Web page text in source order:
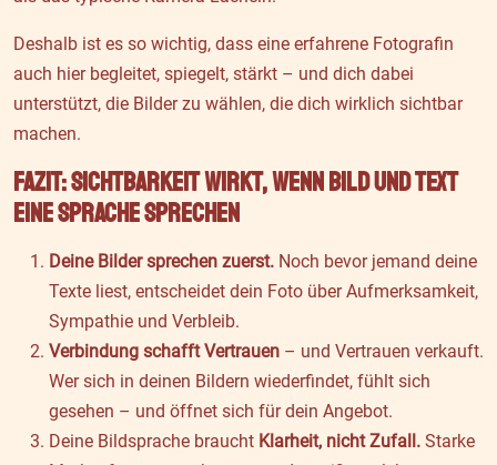
Deshalb ist es so wichtig, dass eine erfahrene Fotografin
auch hier begleitet, spiegelt, stärkt – und dich dabei
unterstützt, die Bilder zu wählen, die dich wirklich sichtbar
machen.
Fazit: Sichtbarkeit wirkt, wenn Bild und Text
eine Sprache sprechen
Deine Bilder sprechen zuerst. Noch bevor jemand deine
Texte liest, entscheidet dein Foto über Aufmerksamkeit,
Sympathie und Verbleib.
Verbindung schafft Vertrauen – und Vertrauen verkauft.
Wer sich in deinen Bildern wiederfindet, fühlt sich
gesehen – und öffnet sich für dein Angebot.
Deine Bildsprache braucht Klarheit, nicht Zufall. Starke